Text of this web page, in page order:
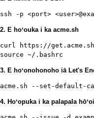
2. E hoʻouka i ka acme.sh
curl https://get.acme.sh
3. E hoʻonohonoho iā Let's
4. Hoʻopuka i ka palapala